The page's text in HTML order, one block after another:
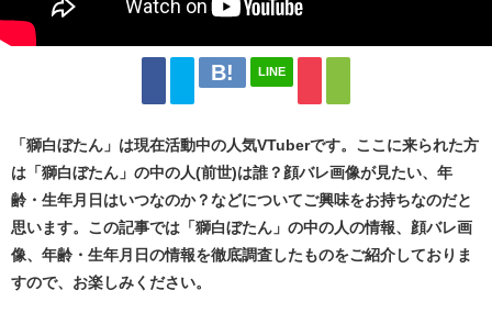
LINE
「獅白ぼたん」は現在活動中の人気VTuberです。ここに来られた方
は「獅白ぼたん」の中の人(前世)は誰？顔バレ画像が見たい、年
齢・生年月日はいつなのか？などについてご興味をお持ちなのだと
思います。この記事では「獅白ぼたん」の中の人の情報、顔バレ画
像、年齢・生年月日の情報を徹底調査したものをご紹介しておりま
すので、お楽しみください。